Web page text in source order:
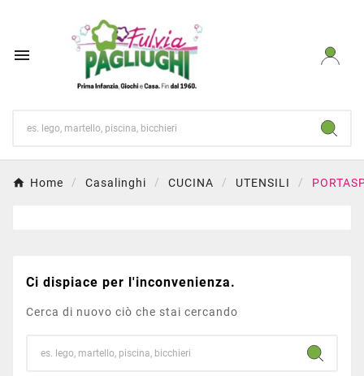

Home Casalinghi CUCINA UTENSILI
Ci dispiace per l'inconvenienza.
Cerca di nuovo ciò che stai cercando